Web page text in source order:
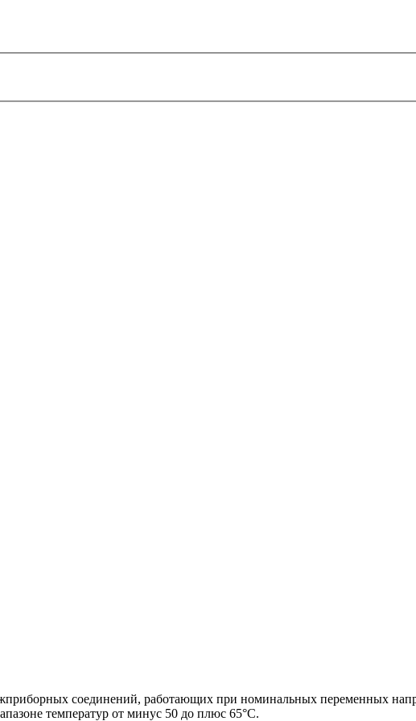
соединений, работающих при номинальных переменных
температур от минус 50 до плюс 65°С.